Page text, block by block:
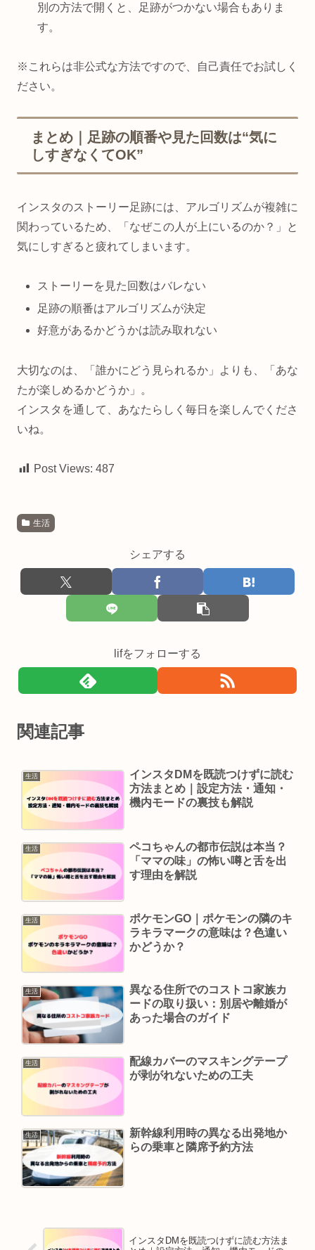
別の方法で開くと、足跡がつかない場合もありま
す。
※これらは非公式な方法ですので、自己責任でお試しく
ださい。
まとめ｜足跡の順番や見た回数は“気に
しすぎなくてOK”
インスタのストーリー足跡には、アルゴリズムが複雑に
関わっているため、「なぜこの人が上にいるのか？」と
気にしすぎると疲れてしまいます。
ストーリーを見た回数はバレない
足跡の順番はアルゴリズムが決定
好意があるかどうかは読み取れない
大切なのは、「誰かにどう見られるか」よりも、「あな
たが楽しめるかどうか」。
インスタを通して、あなたらしく毎日を楽しんでくださ
いね。
Post Views: 487
生活
シェアする
lifをフォローする
関連記事
生活
インスタDMを既読つけずに読む
方法まとめ｜設定方法・通知・
機内モードの裏技も解説
生活
ペコちゃんの都市伝説は本当？
「ママの味」の怖い噂と舌を出
す理由を解説
生活
ポケモンGO｜ポケモンの隣のキ
ラキラマークの意味は？色違い
かどうか？
生活
異なる住所でのコストコ家族カ
ードの取り扱い：別居や離婚が
あった場合のガイド
生活
配線カバーのマスキングテープ
が剥がれないための工夫
生活
新幹線利用時の異なる出発地か
らの乗車と隣席予約方法
インスタDMを既読つけずに読む方法ま